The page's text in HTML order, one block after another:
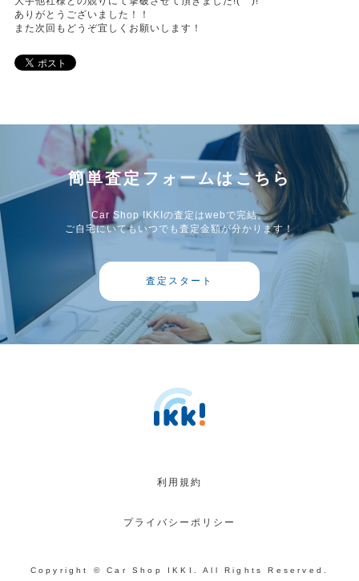
ありがとうございました！！
また次回もどうぞ宜しくお願いします！
簡単査定フォームはこちら
Car Shop IKKIの査定はwebで完結。
ご自宅にいてもいつでも査定金額が分かります！
査定スタート
利用規約
プライバシーポリシー
Copyright © Car Shop IKKI. All Rights Reserved.